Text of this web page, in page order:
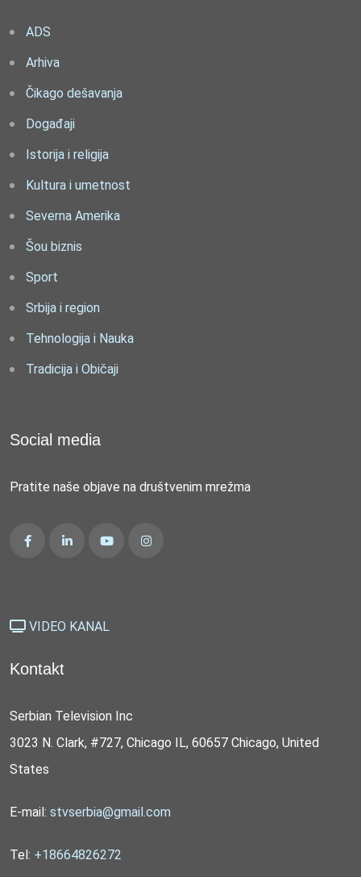
ADS
Arhiva
Čikago dešavanja
Događaji
Istorija i religija
Kultura i umetnost
Severna Amerika
Šou biznis
Sport
Srbija i region
Tehnologija i Nauka
Tradicija i Običaji
Social media
Pratite naše objave na društvenim mrežma
VIDEO KANAL
Kontakt
Serbian Television Inc
3023 N. Clark, #727, Chicago IL, 60657 Chicago, United
States
E-mail: stvserbia@gmail.com
Tel: +18664826272